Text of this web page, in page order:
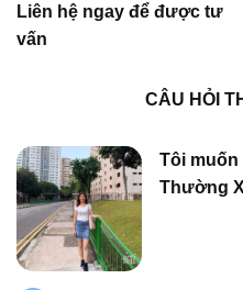
Liên hệ ngay để được tư
vấn
CÂU HỎI
Tôi muốn
Thường